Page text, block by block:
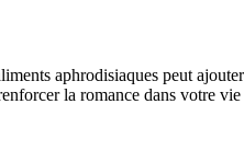
aphrodisiaques peut ajouter
la romance dans votre vie